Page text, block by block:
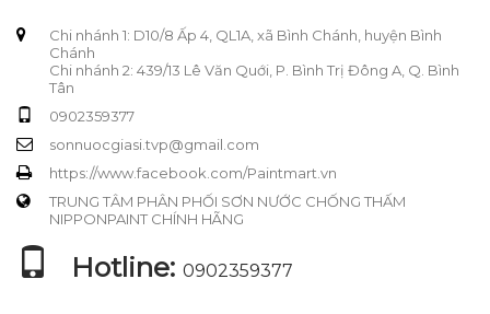
Chi nhánh 1: D10/8 Ấp 4, QL1A, xã Bình Chánh, huyện Bình
Chánh
Chi nhánh 2: 439/13 Lê Văn Quới, P. Bình Trị Đông A, Q. Bình
Tân
0902359377
sonnuocgiasi.tvp@gmail.com
https://www.facebook.com/Paintmart.vn
TRUNG TÂM PHÂN PHỐI SƠN NƯỚC CHỐNG THẤM
NIPPONPAINT CHÍNH HÃNG
Hotline: 0902359377